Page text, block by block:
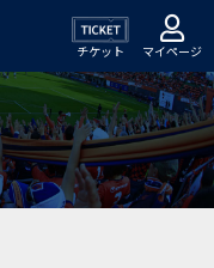
チケット マイページ